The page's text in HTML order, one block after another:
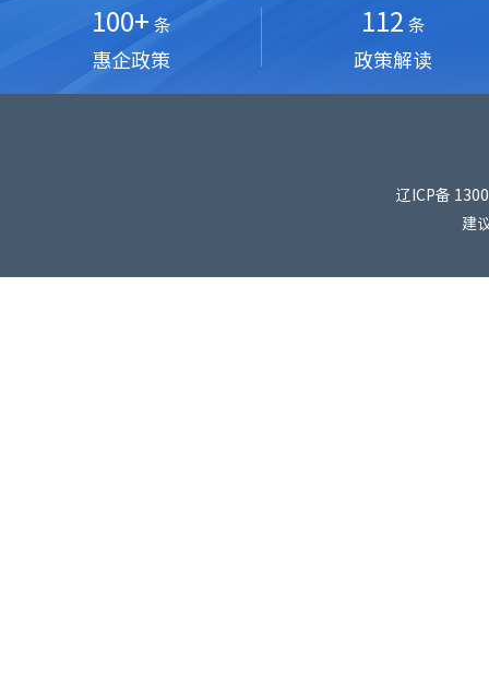
100+ 条
惠企政策
112 条
政策解读
辽ICP备
建